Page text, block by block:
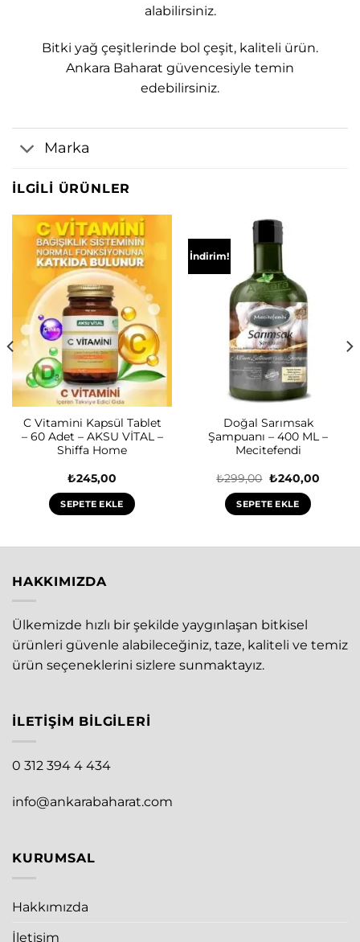
alabilirsiniz.
Bitki yağ çeşitlerinde bol çeşit, kaliteli ürün.
Ankara Baharat güvencesiyle temin
edebilirsiniz.
Marka
İLGILI ÜRÜNLER
C Vitamini Kapsül Tablet
– 60 Adet – AKSU VİTAL –
Shiffa Home
₺245,00
SEPETE EKLE
İndirim!
Doğal Sarımsak
Şampuanı – 400 ML –
Mecitefendi
₺299,00 Orijinal
₺299,00.
₺240,00Şu
SEPETE EKLE
HAKKIMIZDA
Ülkemizde hızlı bir şekilde yaygınlaşan bitkisel
ürünleri güvenle alabileceğiniz, taze, kaliteli ve temiz
ürün seçeneklerini sizlere sunmaktayız.
İLETIŞIM BILGILERI
0 312 394 4 434
info@ankarabaharat.com
KURUMSAL
Hakkımızda
İletişim